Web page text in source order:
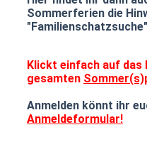
Sommerferien die
Klickt einfach auf das
gesamten
Anmelden könnt ihr
Anmeldeformular!